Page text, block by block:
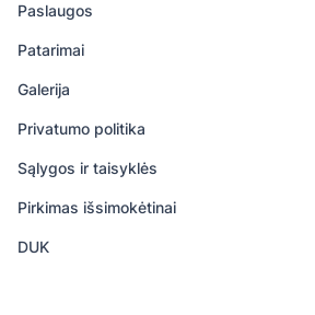
Paslaugos
Patarimai
Galerija
Privatumo politika
Sąlygos ir taisyklės
Pirkimas išsimokėtinai
DUK